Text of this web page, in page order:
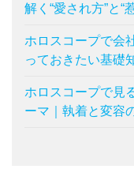
解く“愛され方”と“
ホロスコープで会
っておきたい基礎
ホロスコープで見
ーマ｜執着と変容